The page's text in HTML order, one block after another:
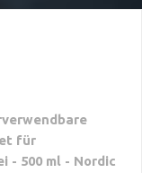
für
- 500 ml - Nordic